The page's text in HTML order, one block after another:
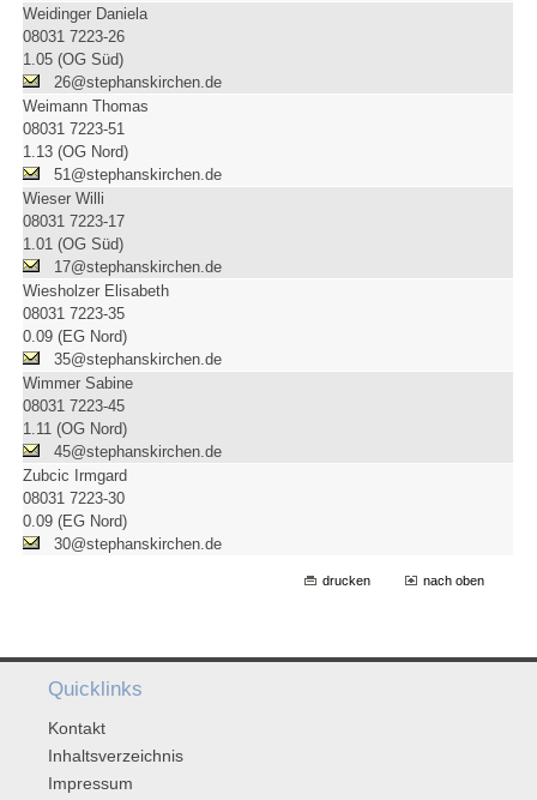
Weidinger Daniela
08031 7223-26
1.05 (OG Süd)
26@stephanskirchen.de
Weimann Thomas
08031 7223-51
1.13 (OG Nord)
51@stephanskirchen.de
Wieser Willi
08031 7223-17
1.01 (OG Süd)
17@stephanskirchen.de
Wiesholzer Elisabeth
08031 7223-35
0.09 (EG Nord)
35@stephanskirchen.de
Wimmer Sabine
08031 7223-45
1.11 (OG Nord)
45@stephanskirchen.de
Zubcic Irmgard
08031 7223-30
0.09 (EG Nord)
30@stephanskirchen.de
drucken nach oben
Quicklinks
Kontakt
Inhaltsverzeichnis
Impressum